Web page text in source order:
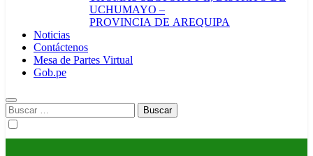
UCHUMAYO –
PROVINCIA DE AREQUIPA
Noticias
Contáctenos
Mesa de Partes Virtual
Gob.pe
Buscar: